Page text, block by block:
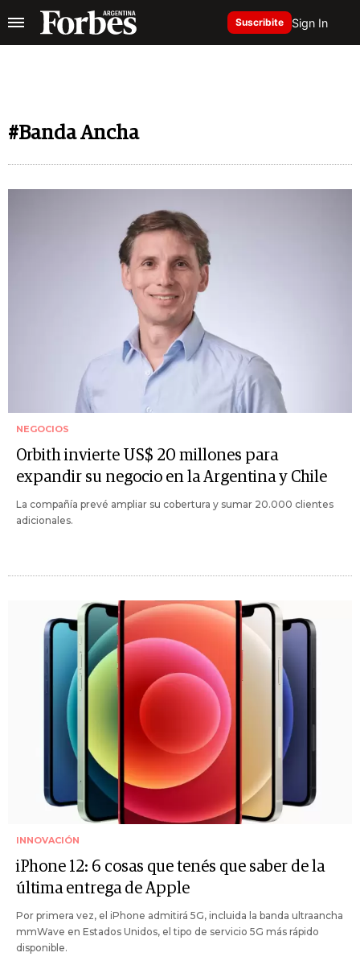
Suscribite Sign In
#Banda Ancha
NEGOCIOS
Orbith invierte US$ 20 millones para
expandir su negocio en la Argentina y Chile
La compañía prevé ampliar su cobertura y sumar 20.000 clientes
adicionales.
INNOVACIÓN
iPhone 12: 6 cosas que tenés que saber de la
última entrega de Apple
Por primera vez, el iPhone admitirá 5G, incluida la banda ultraancha
mmWave en Estados Unidos, el tipo de servicio 5G más rápido
disponible.